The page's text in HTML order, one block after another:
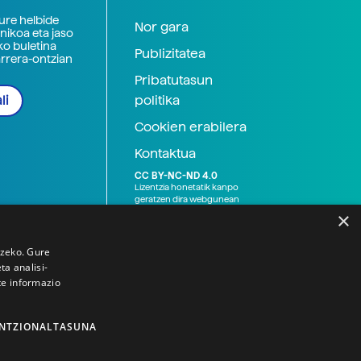
helbide
eta jaso
buletina
ontzian
Nor gara
Publizitatea
Pribatutasun
politika
Cookien erabilera
Kontaktua
CC BY-NC-ND 4.0
Lizentzia honetatik kanpo
geratzen dira webgunean
×
Gure
analisi-
informazio